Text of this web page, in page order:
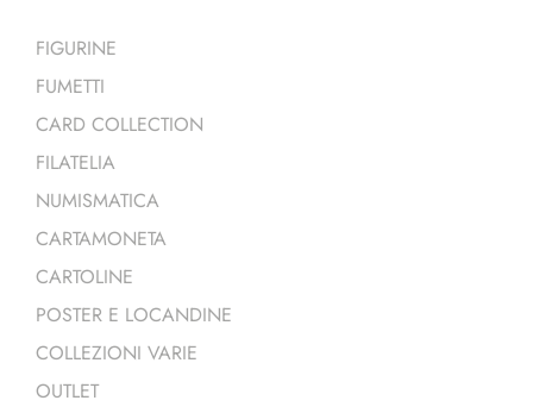
FIGURINE
FUMETTI
CARD COLLECTION
FILATELIA
NUMISMATICA
CARTAMONETA
CARTOLINE
POSTER E LOCANDINE
COLLEZIONI VARIE
OUTLET